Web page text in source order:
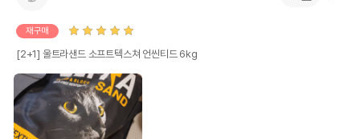
재구매
[2+1] 울트라샌드 소프트텍스쳐 언씬티드 6kg